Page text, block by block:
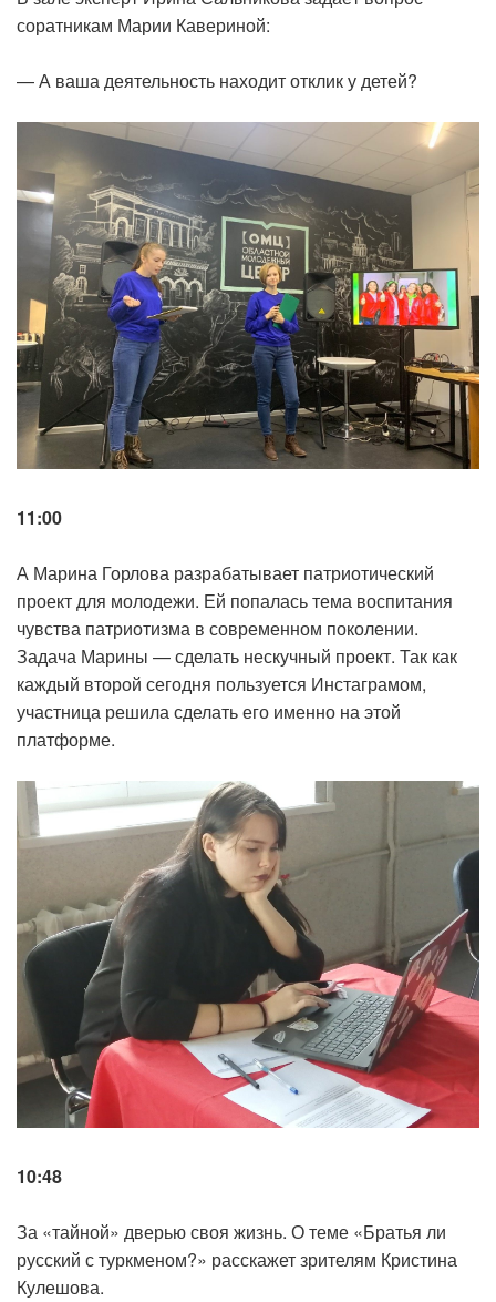
соратникам Марии Кавериной:
— А ваша деятельность находит отклик у детей?
11:00
А Марина Горлова разрабатывает патриотический
проект для молодежи. Ей попалась тема воспитания
чувства патриотизма в современном поколении.
Задача Марины — сделать нескучный проект. Так как
каждый второй сегодня пользуется Инстаграмом,
участница решила сделать его именно на этой
платформе.
10:48
За «тайной» дверью своя жизнь. О теме «Братья ли
русский с туркменом?» расскажет зрителям Кристина
Кулешова.